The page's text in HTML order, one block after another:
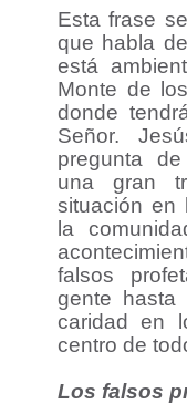
Esta frase
que habla
está
Monte de
donde
Señor.
pregunta
una gran
situación en
la
falsos
gente hasta
caridad en
centro de
Los falsos